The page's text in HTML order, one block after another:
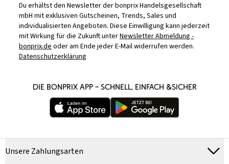
Du erhältst den Newsletter der bonprix Handelsgesellschaft
mbH mit exklusiven Gutscheinen, Trends, Sales und
individualisierten Angeboten. Diese Einwilligung kann jederzeit
mit Wirkung für die Zukunft unterNewsletter Abmeldung -
bonprix.deoder am Ende jeder E-Mail widerrufen werden.
Datenschutzerklärung
DIE BONPRIX APP – SCHNELL, EINFACH &SICHER
Unsere Zahlungsarten